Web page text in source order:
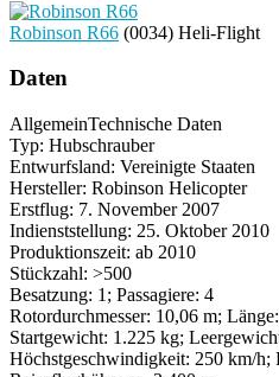
Robinson R66 (0034) Heli-Flight
Daten
AllgemeinTechnische Daten
Typ: Hubschrauber
Entwurfsland: Vereinigte Staaten
Hersteller: Robinson Helicopter
Erstflug: 7. November 2007
Indienststellung: 25. Oktober 2010
Produktionszeit: ab 2010
Stückzahl: >500
Besatzung: 1; Passagiere: 4
Rotordurchmesser: 10,06 m;
Startgewicht: 1.225 kg;
Höchstgeschwindigkeit: 250 km/h;